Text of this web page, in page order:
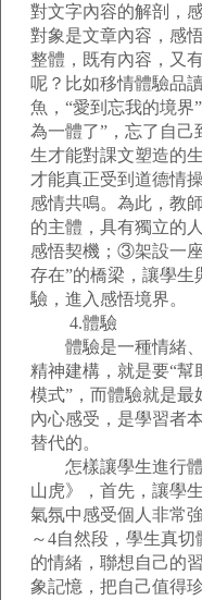
對文字內容的解剖，
對象是文章內容，感
整體，既有內容，又
呢？比如移情體驗品
魚，“愛到忘我的境界
為一體了”，忘了自己
生才能對課文塑造的
才能真正受到道德情
感情共鳴。為此，教
的主體，具有獨立的
感悟契機；③架設一
存在”的橋梁，讓學生
驗，進入感悟境界。
4.體驗
體驗是一種情緒、
精神建構，就是要“
模式”，而體驗就是最
內心感受，是學習者
替代的。
怎樣讓學生進行體
山虎》，首先，讓學
氣氛中感受個人非常
～4自然段，學生真
的情緒，聯想自己的
象記憶，把自己值得